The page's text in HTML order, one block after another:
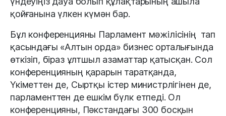
қойғанына үлкен күмән бар.
Бұл конференцияны Парламент мәжілісінің тап
қасындағы «Алтын орда» бизнес орталығында
өткізіп, біраз ұлтшыл азаматтар қатысқан. Сол
конференцияның қарарын таратқанда,
Үкіметтен де, Сыртқы істер министрлігінен де,
парламенттен де ешкім бүлк етпеді. Ол
конференцияны, Пәкстандағы 300 босқын